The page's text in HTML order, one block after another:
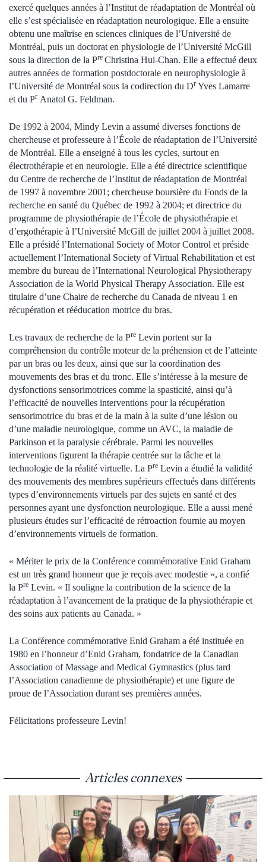
exercé quelques années à l’Institut de réadaptation de Montréal où
elle s’est spécialisée en réadaptation neurologique. Elle a ensuite
obtenu une maîtrise en sciences cliniques de l’Université de
Montréal, puis un doctorat en physiologie de l’Université McGill
sous la direction de la Pre Christina Hui-Chan. Elle a effectué deux
autres années de formation postdoctorale en neurophysiologie à
l’Université de Montréal sous la codirection du Dr Yves Lamarre
et du Pr Anatol G. Feldman.
De 1992 à 2004, Mindy Levin a assumé diverses fonctions de
chercheuse et professeure à l’École de réadaptation de l’Université
de Montréal. Elle a enseigné à tous les cycles, surtout en
électrothérapie et en neurologie. Elle a été directrice scientifique
du Centre de recherche de l’Institut de réadaptation de Montréal
de 1997 à novembre 2001; chercheuse boursière du Fonds de la
recherche en santé du Québec de 1992 à 2004; et directrice du
programme de physiothérapie de l’École de physiothérapie et
d’ergothérapie à l’Université McGill de juillet 2004 à juillet 2008.
Elle a présidé l’International Society of Motor Control et préside
actuellement l’International Society of Virtual Rehabilitation et est
membre du bureau de l’International Neurological Physiotherapy
Association de la World Physical Therapy Association. Elle est
titulaire d’une Chaire de recherche du Canada de niveau 1 en
récupération et rééducation motrice du bras.
Les travaux de recherche de la Pre Levin portent sur la
compréhension du contrôle moteur de la préhension et de l’atteinte
par un bras ou les deux, ainsi que sur la coordination des
mouvements des bras et du tronc. Elle s’intéresse à la mesure de
dysfonctions sensorimotrices comme la spasticité, ainsi qu’à
l’efficacité de nouvelles interventions pour la récupération
sensorimotrice du bras et de la main à la suite d’une lésion ou
d’une maladie neurologique, comme un AVC, la maladie de
Parkinson et la paralysie cérébrale. Parmi les nouvelles
interventions figurent la thérapie centrée sur la tâche et la
technologie de la réalité virtuelle. La Pre Levin a étudié la validité
des mouvements des membres supérieurs effectués dans différents
types d’environnements virtuels par des sujets en santé et des
personnes ayant une dysfonction neurologique. Elle a aussi mené
plusieurs études sur l’efficacité de rétroaction fournie au moyen
d’environnements virtuels de formation.
« Mériter le prix de la Conférence commémorative Enid Graham
est un très grand honneur que je reçois avec modestie », a confié
la Pre Levin. « Il souligne la contribution de la science de la
réadaptation à l’avancement de la pratique de la physiothérapie et
des soins aux patients au Canada. »
La Conférence commémorative Enid Graham a été instituée en
1980 en l’honneur d’Enid Graham, fondatrice de la Canadian
Association of Massage and Medical Gymnastics (plus tard
l’Association canadienne de physiothérapie) et une figure de
proue de l’Association durant ses premières années.
Félicitations professeure Levin!
Articles connexes